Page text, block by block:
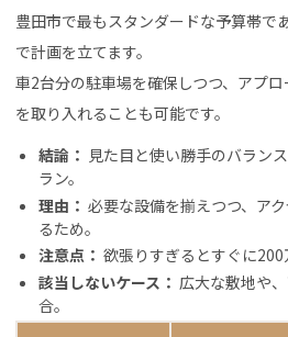
豊田市で最もスタンダードな予算帯で
で計画を立てます。
車2台分の駐車場を確保しつつ、アプ
を取り入れることも可能です。
結論： 見た目と使い勝手のバラン
ラン。
理由： 必要な設備を揃えつつ、ア
るため。
注意点： 欲張りすぎるとすぐに200
該当しないケース： 広大な敷地や
合。